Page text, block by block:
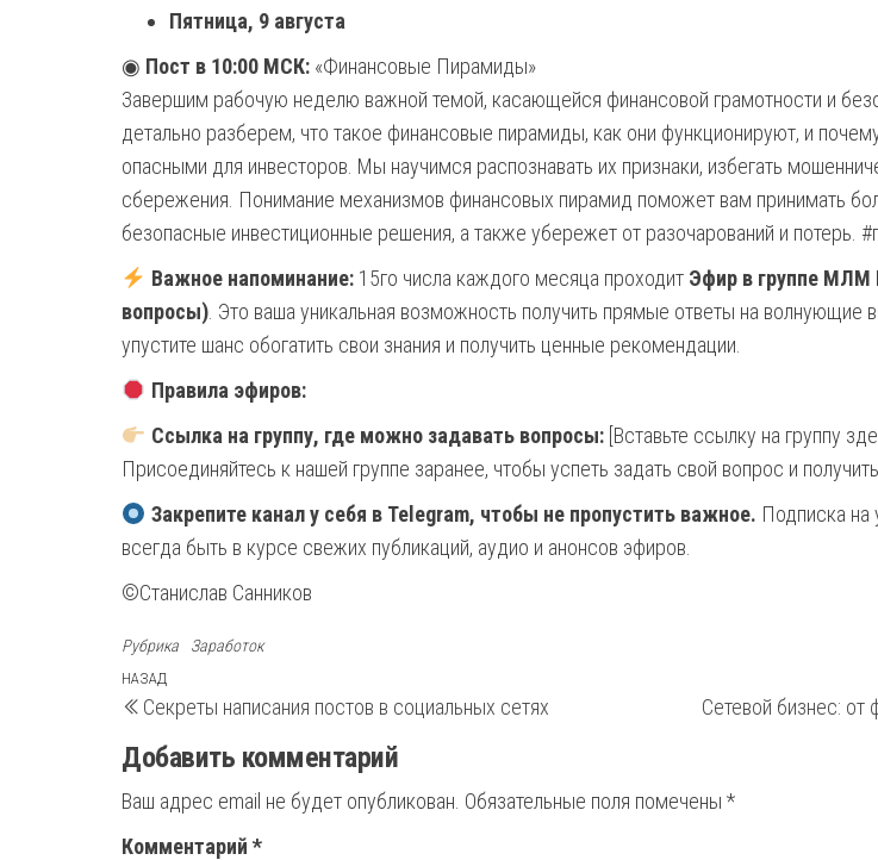
Пятница, 9 августа
◉ Пост в 10:00 МСК: «Финансовые Пирамиды»
Завершим рабочую неделю важной темой, касающейся финансовой грамотности и
детально разберем, что такое финансовые пирамиды, как они функционируют, и
опасными для инвесторов. Мы научимся распознавать их признаки, избегать
сбережения. Понимание механизмов финансовых пирамид поможет вам принимать
безопасные инвестиционные решения, а также убережет от разочарований и потерь.
Важное напоминание:15го числа каждого месяца проходит Эфир в группе
вопросы) . Это ваша уникальная возможность получить прямые ответы на волнующие
упустите шанс обогатить свои знания и получить ценные рекомендации.
Правила эфиров:
Ссылка на группу, где можно задавать вопросы:[Вставьте ссылку на группу
Присоединяйтесь к нашей группе заранее, чтобы успеть задать свой вопрос и
Закрепите канал у себя в Telegram, чтобы не пропустить важное. Подписка на
всегда быть в курсе свежих публикаций, аудио и анонсов эфиров.
©️Станислав Санников
Рубрика Заработок
Навигация
по
записям
Предыдущая
запись
НАЗАД
Секреты написания постов в социальных сетях Сетевой бизнес:
Добавить комментарий
Ваш адрес email не будет опубликован. Обязательные поля помечены *
Комментарий *